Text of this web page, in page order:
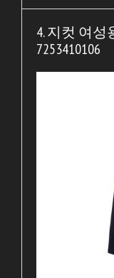
4. 지컷 여
7253410106